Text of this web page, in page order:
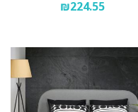
ס"מ, סדין למזרן בגודל 200/200/30 ס"מ וציפה לשמיכה
₪224.55